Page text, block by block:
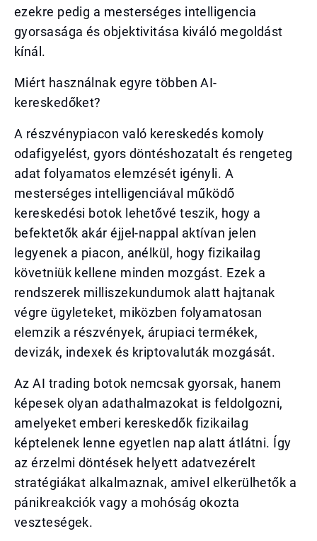
ezekre pedig a mesterséges intelligencia
gyorsasága és objektivitása kiváló megoldást
kínál.
Miért használnak egyre többen AI-
kereskedőket?
A részvénypiacon való kereskedés komoly
odafigyelést, gyors döntéshozatalt és rengeteg
adat folyamatos elemzését igényli. A
mesterséges intelligenciával működő
kereskedési botok lehetővé teszik, hogy a
befektetők akár éjjel-nappal aktívan jelen
legyenek a piacon, anélkül, hogy fizikailag
követniük kellene minden mozgást. Ezek a
rendszerek milliszekundumok alatt hajtanak
végre ügyleteket, miközben folyamatosan
elemzik a részvények, árupiaci termékek,
devizák, indexek és kriptovaluták mozgását.
Az AI trading botok nemcsak gyorsak, hanem
képesek olyan adathalmazokat is feldolgozni,
amelyeket emberi kereskedők fizikailag
képtelenek lenne egyetlen nap alatt átlátni. Így
az érzelmi döntések helyett adatvezérelt
stratégiákat alkalmaznak, amivel elkerülhetők a
pánikreakciók vagy a mohóság okozta
veszteségek.